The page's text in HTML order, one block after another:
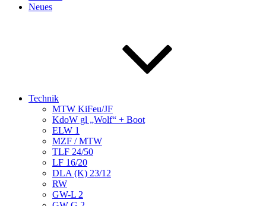
Neues
Technik
MTW KiFeu/JF
KdoW gl „Wolf“ + Boot
ELW 1
MZF / MTW
TLF 24/50
LF 16/20
DLA (K) 23/12
RW
GW-L 2